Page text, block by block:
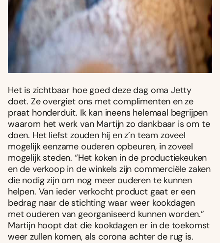
Het is zichtbaar hoe goed deze dag oma Jetty
doet. Ze overgiet ons met complimenten en ze
praat honderduit. Ik kan ineens helemaal begrijpen
waarom het werk van Martijn zo dankbaar is om te
doen. Het liefst zouden hij en z’n team zoveel
mogelijk eenzame ouderen opbeuren, in zoveel
mogelijk steden. “Het koken in de productiekeuken
en de verkoop in de winkels zijn commerciële zaken
die nodig zijn om nog meer ouderen te kunnen
helpen. Van ieder verkocht product gaat er een
bedrag naar de stichting waar weer kookdagen
met ouderen van georganiseerd kunnen worden.”
Martijn hoopt dat die kookdagen er in de toekomst
weer zullen komen, als corona achter de rug is.